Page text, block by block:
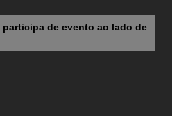
de evento ao lado de